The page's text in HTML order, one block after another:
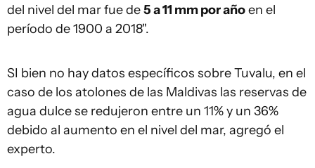
del nivel del mar fue de5 a 11 mm por añoen el
período de 1900 a 2018".
SI bien no hay datos específicos sobre Tuvalu, en el
caso de los atolones de las Maldivas las reservas de
agua dulce se redujeron entre un 11% y un 36%
debido al aumento en el nivel del mar, agregó el
experto.